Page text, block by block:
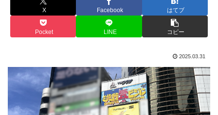
X Facebook はてブ
Pocket LINE コピー
2025.03.31